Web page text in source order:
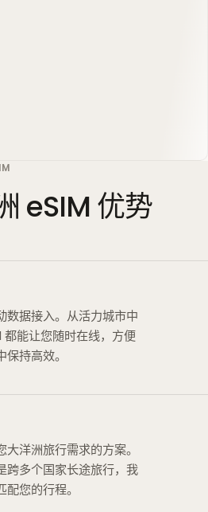
eSIM 优势
数据接入。从活力城市中
能让您随时在线，方便
持高效。
洋洲旅行需求的方案。
跨多个国家长途旅行，我
您的行程。